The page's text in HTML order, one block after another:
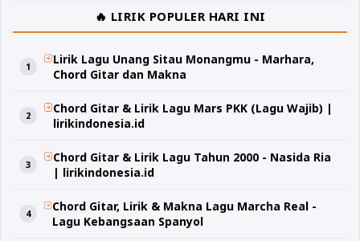
🔥 LIRIK POPULER HARI INI
Lirik Lagu Unang Sitau Monangmu - Marhara,
Chord Gitar dan Makna
Chord Gitar & Lirik Lagu Mars PKK (Lagu Wajib) |
lirikindonesia.id
Chord Gitar & Lirik Lagu Tahun 2000 - Nasida Ria
| lirikindonesia.id
Chord Gitar, Lirik & Makna Lagu Marcha Real -
Lagu Kebangsaan Spanyol